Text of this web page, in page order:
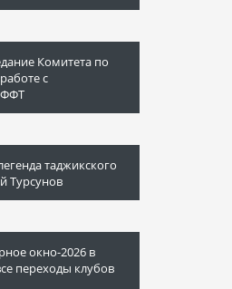
Комитета по
с
таджикского
Турсунов
окно-2026 в
переходы клубов